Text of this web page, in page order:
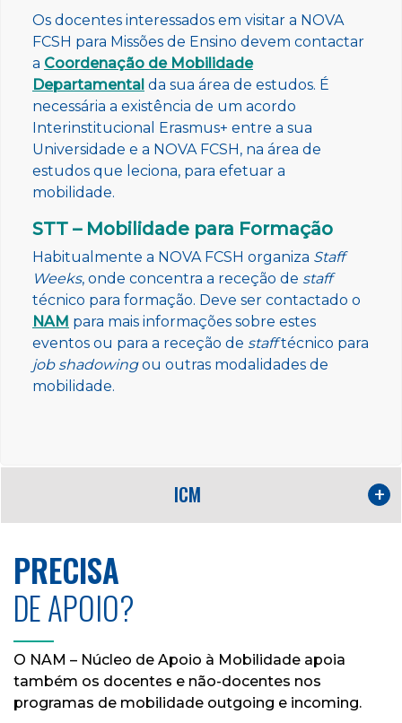
Os docentes interessados em visitar a NOVA
FCSH para Missões de Ensino devem contactar
a Coordenação de Mobilidade
Departamental da sua área de estudos. É
necessária a existência de um acordo
Interinstitucional Erasmus+ entre a sua
Universidade e a NOVA FCSH, na área de
estudos que leciona, para efetuar a
mobilidade.
STT – Mobilidade para Formação
Habitualmente a NOVA FCSH organiza Staff
Weeks, onde concentra a receção de staff
técnico para formação. Deve ser contactado o
NAM para mais informações sobre estes
eventos ou para a receção de stafftécnico para
job shadowingou outras modalidades de
mobilidade.
ICM
PRECISA
DE APOIO?
O NAM – Núcleo de Apoio à Mobilidade apoia
também os docentes e não-docentes nos
programas de mobilidade outgoing e incoming.